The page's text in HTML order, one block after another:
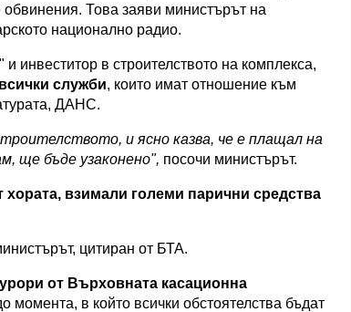
Това заяви министърът на
национално радио.
инвеститор в строителството на комплекса,
служби, които имат отношение към
ДАНС.
и ясно казва, че е плащал на
ще бъде узаконено", посочи министърът.
взимали големи парични средства
цитиран от БТА.
от Върховната касационна
момента, в който всички обстоятелства бъдат